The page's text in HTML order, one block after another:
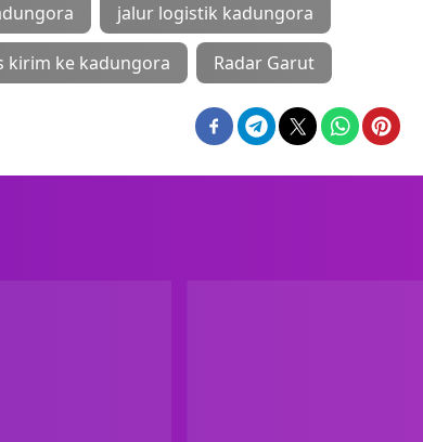
jalur logistik kadungora
kirim ke kadungora Radar Garut